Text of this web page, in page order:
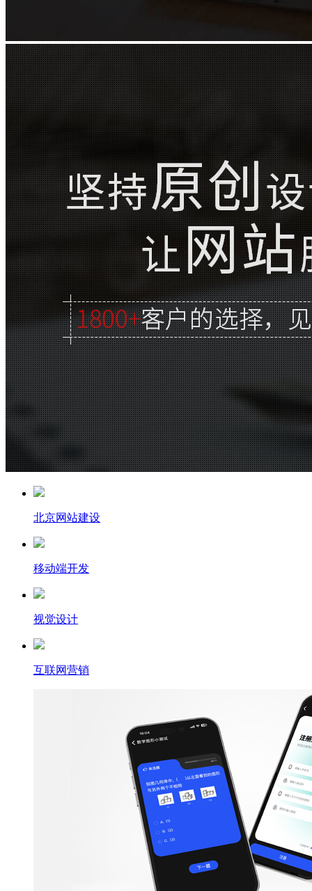
北京网站建设
移动端开发
视觉设计
互联网营销